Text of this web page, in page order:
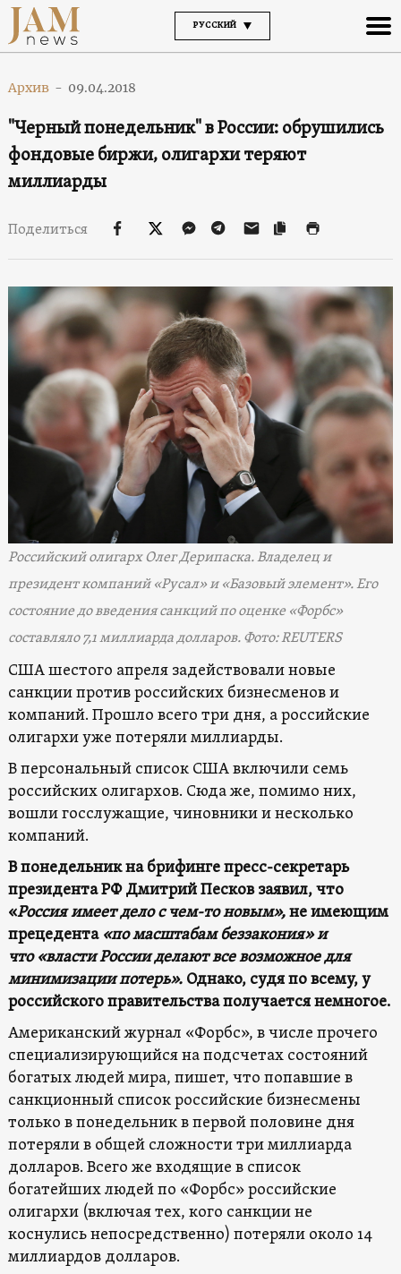
РУССКИЙ
Архив - 09.04.2018
"Черный понедельник" в России: обрушились
фондовые биржи, олигархи теряют
миллиарды
Поделиться
Российский олигарх Олег Дерипаска. Владелец и
президент компаний «Русал» и «Базовый элемент». Его
состояние до введения санкций по оценке «Форбс»
составляло 7,1 миллиарда долларов. Фото: REUTERS
США шестого апреля задействовали новые
санкции против российских бизнесменов и
компаний. Прошло всего три дня, а российские
олигархи уже потеряли миллиарды.
В персональный список США включили семь
российских олигархов. Сюда же, помимо них,
вошли госслужащие, чиновники и несколько
компаний.
В понедельник на брифинге пресс-секретарь
президента РФ Дмитрий Песков заявил, что
«Россия имеет дело с чем-то новым»,не имеющим
прецедента«по масштабам беззакония» и
что«власти России делают все возможное для
минимизации потерь».Однако, судя по всему, у
российского правительства получается немногое.
Американский журнал «Форбс», в числе прочего
специализирующийся на подсчетах состояний
богатых людей мира, пишет, что попавшие в
санкционный список российские бизнесмены
только в понедельник в первой половине дня
потеряли в общей сложности три миллиарда
долларов. Всего же входящие в список
богатейших людей по «Форбс» российские
олигархи (включая тех, кого санкции не
коснулись непосредственно) потеряли около 14
миллиардов долларов.